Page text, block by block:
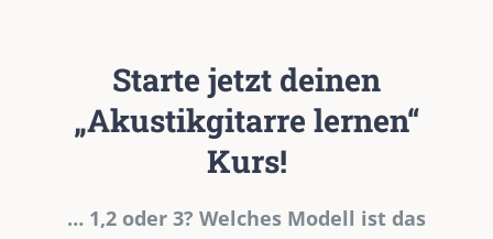
Starte jetzt deinen
„Akustikgitarre lernen“
Kurs!
… 1,2 oder 3? Welches Modell ist das